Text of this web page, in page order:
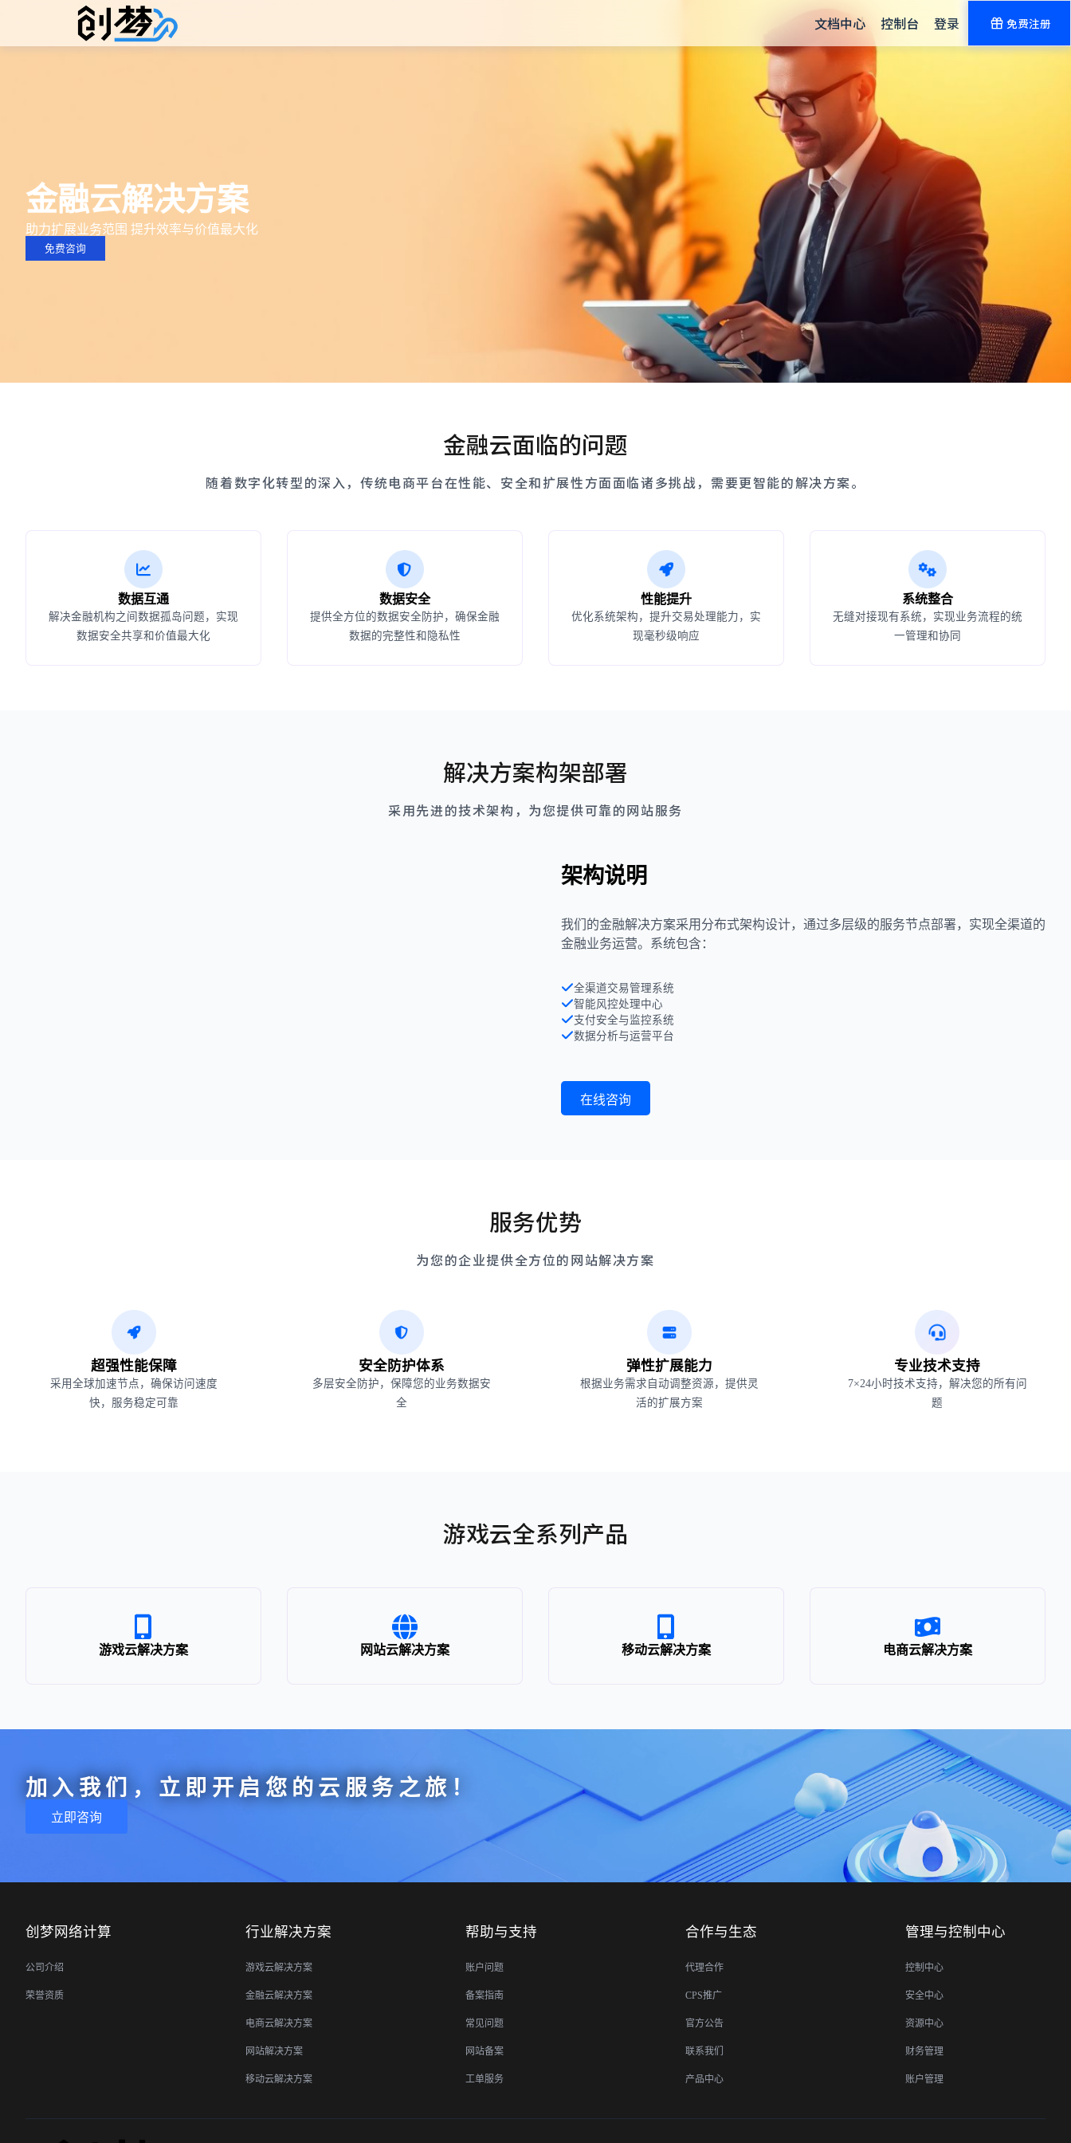
文档中心 控制台 登录 免费注册
金融云解决方案
助力扩展业务范围 提升效率与价值最大化
免费咨询
金融云面临的问题
随着数字化转型的深入，传统电商平台在性能、安全和扩展性方面面临诸多挑战，需要更智能的解决方案。
数据互通
解决金融机构之间数据孤岛问题，实现
数据安全共享和价值最大化
数据安全
提供全方位的数据安全防护，确保金融
数据的完整性和隐私性
性能提升
优化系统架构，提升交易处理能力，实
现毫秒级响应
系统整合
无缝对接现有系统，实现业务流程的统
一管理和协同
解决方案构架部署
采用先进的技术架构，为您提供可靠的网站服务
架构说明
我们的金融解决方案采用分布式架构设计，通过多层级的服务节点部署，实现全渠道的
金融业务运营。系统包含：
全渠道交易管理系统
智能风控处理中心
支付安全与监控系统
数据分析与运营平台
在线咨询
服务优势
为您的企业提供全方位的网站解决方案
超强性能保障
采用全球加速节点，确保访问速度
快，服务稳定可靠
安全防护体系
多层安全防护，保障您的业务数据安
全
弹性扩展能力
根据业务需求自动调整资源，提供灵
活的扩展方案
专业技术支持
7×24小时技术支持，解决您的所有问
题
游戏云全系列产品
游戏云解决方案 网站云解决方案 移动云解决方案 电商云解决方案
加入我们，立即开启您的云服务之旅！
立即咨询
创梦网络计算
公司介绍
荣誉资质
行业解决方案
游戏云解决方案
金融云解决方案
电商云解决方案
网站解决方案
移动云解决方案
帮助与支持
账户问题
备案指南
常见问题
网站备案
工单服务
合作与生态
代理合作
CPS推广
官方公告
联系我们
产品中心
管理与控制中心
控制中心
安全中心
资源中心
财务管理
账户管理